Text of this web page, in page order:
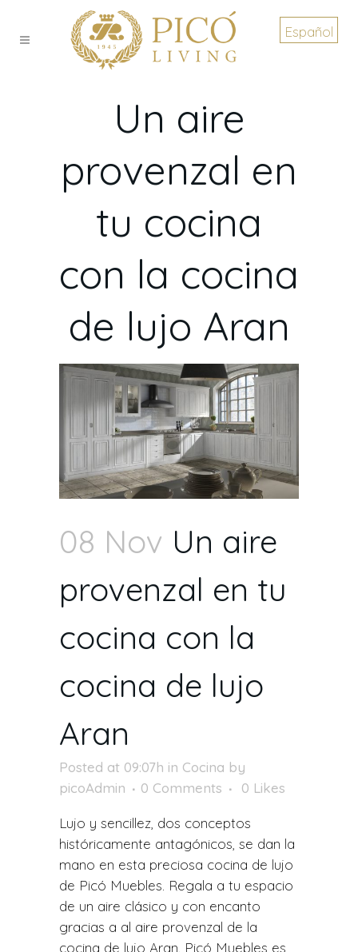
Español
Un aire
provenzal en
tu cocina
con la cocina
de lujo Aran
08 Nov Un aire
provenzal en tu
cocina con la
cocina de lujo
Aran
Posted at 09:07h in Cocina by
picoAdmin
0 Comments 0 Likes
Lujo y sencillez, dos conceptos
históricamente antagónicos, se dan la
mano en esta preciosa cocina de lujo
de Picó Muebles. Regala a tu espacio
de un aire clásico y con encanto
gracias a al aire provenzal de la
cocina de lujo Aran. Picó Muebles es